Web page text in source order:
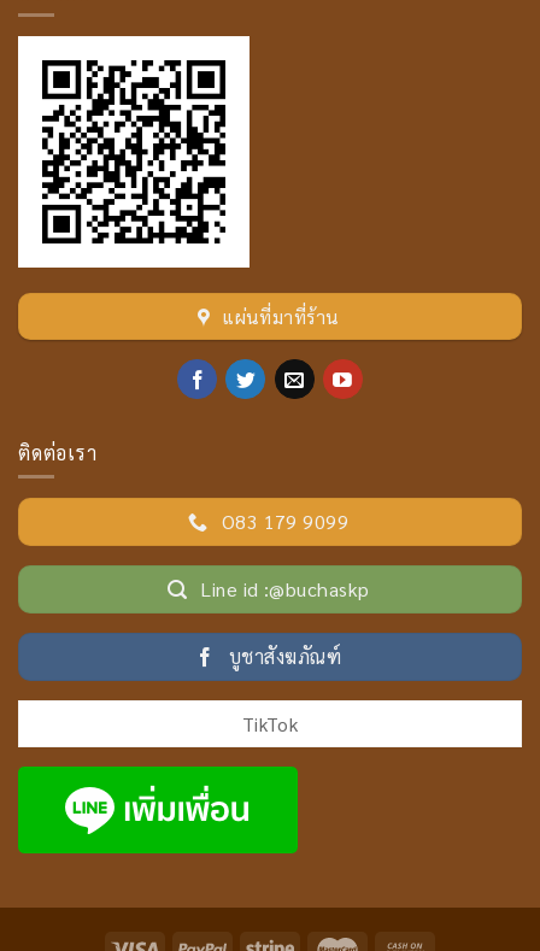
แผ่นที่มาที่ร้าน
ติดต่อเรา
O83 179 9099
Line id :@buchaskp
บูชาสังฆภัณฑ์
TikTok